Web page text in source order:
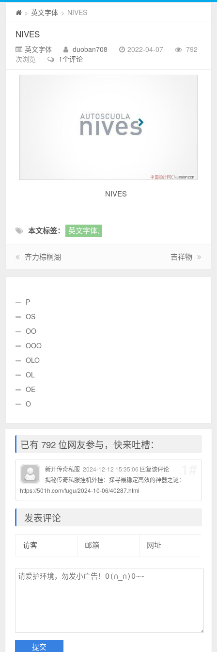
> 英文字体 > NIVES
NIVES
英文字体 duoban708 2022-04-07
792
次浏览
1个评论
NIVES
本文标签： 英文字体,
齐力棕榈湖 吉祥物
P
OS
OO
OOO
OLO
OL
OE
O
已有 792 位网友参与，快来吐槽：
新开传奇私服 2024-12-12 15:35:06 回复该评论
揭秘传奇私服挂机外挂：探寻最稳定高效的神器之谜：
https://501h.com/fugu/2024-10-06/40287.html
发表评论